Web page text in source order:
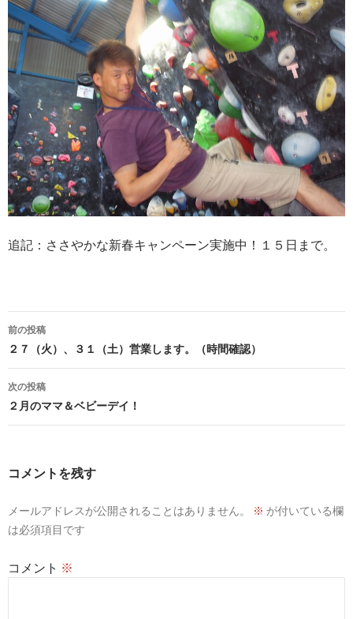
追記：ささやかな新春キャンペーン実施中！１５日まで。
投
稿
ナ
ビ
ョ
前の投稿
２７（火）、３１（土）営業します。（時間確認）
次の投稿
２月のママ＆ベビーデイ！
コメントを残す
メールアドレスが公開されることはありません。 ※ が付いている欄
は必須項目です
コメント ※